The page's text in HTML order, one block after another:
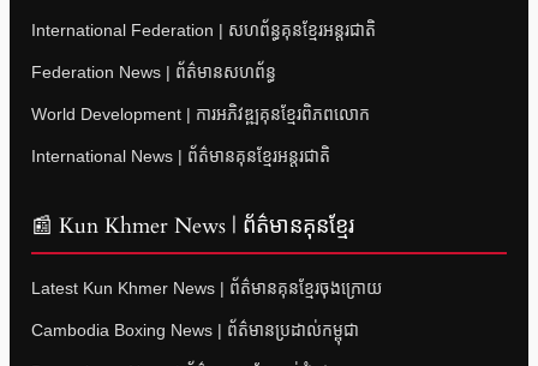
International Federation | សហព័ន្ធគុនខ្មែរអន្តរជាតិ
Federation News | ព័ត៌មានសហព័ន្ធ
World Development | ការអភិវឌ្ឍគុនខ្មែរពិភពលោក
International News | ព័ត៌មានគុនខ្មែរអន្តរជាតិ
📰 Kun Khmer News | ព័ត៌មានគុនខ្មែរ
Latest Kun Khmer News | ព័ត៌មានគុនខ្មែរចុងក្រោយ
Cambodia Boxing News | ព័ត៌មានប្រដាល់កម្ពុជា